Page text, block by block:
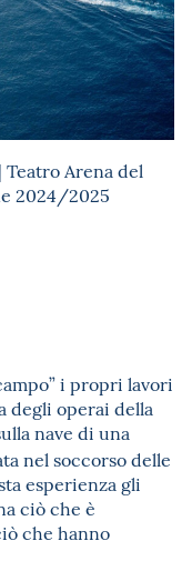
Teatro Arena del
2024/2025
i propri lavori
degli operai della
nave di una
nel soccorso delle
esperienza gli
ciò che è
che hanno